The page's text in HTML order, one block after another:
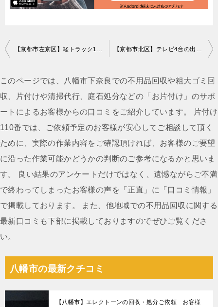
投
ナ
ビ
ゲ
ー
シ
ョ
ン
【京都市左京区】軽トラック1台程度の出張回収・処分ご依頼 【京都市北区】テレビ4台の出張不用品回収・処分ご依頼
このページでは、八幡市下奈良での不用品回収や粗大ゴミ回
収、片付けや清掃代行、庭石処分などの「お片付け」のサポ
ートによるお客様からの口コミをご紹介しています。 片付け
110番では、ご依頼予定のお客様が安心してご相談して頂く
ために、実際の作業内容をご確認頂ければ、お客様のご要望
に沿った作業可能かどうかの判断のご参考になるかと思いま
す。 良い結果のアンケートだけではなく、遺憾ながらご不満
で終わってしまったお客様の声を「正直」に「口コミ情報」
で掲載しております。 また、他地域での不用品回収に関する
最新口コミも下部に掲載しておりますのでぜひご覧くださ
い。
八幡市の最新クチコミ
【八幡市】エレクトーンの回収・処分ご依頼 お客様